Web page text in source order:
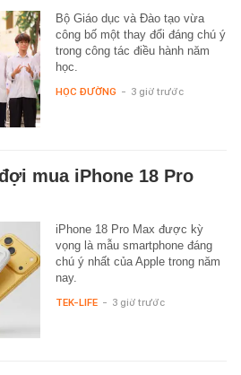
Bộ Giáo dục và Đào tạo vừa
công bố một thay đổi đáng chú ý
trong công tác điều hành năm
học.
HỌC ĐƯỜNG - 3 giờ trước
mua iPhone 18 Pro
iPhone 18 Pro Max được kỳ
vọng là mẫu smartphone đáng
chú ý nhất của Apple trong năm
nay.
TEK-LIFE - 3 giờ trước